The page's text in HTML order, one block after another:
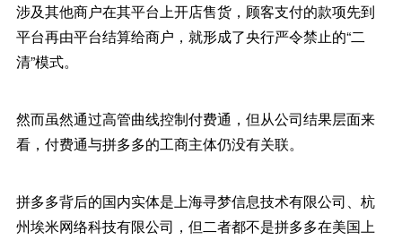
涉及其他商户在其平台上开店售货，顾客支付的款项先到
平台再由平台结算给商户，就形成了央行严令禁止的“二
清”模式。
然而虽然通过高管曲线控制付费通，但从公司结果层面来
看，付费通与拼多多的工商主体仍没有关联。
拼多多背后的国内实体是上海寻梦信息技术有限公司、杭
州埃米网络科技有限公司，但二者都不是拼多多在美国上